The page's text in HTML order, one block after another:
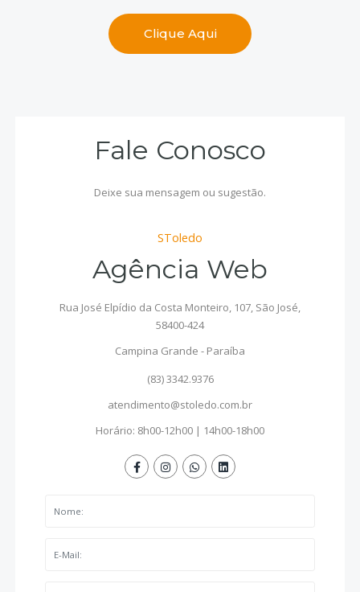
Clique Aqui
Fale Conosco
Deixe sua mensagem ou sugestão.
SToledo
Agência Web
Rua José Elpídio da Costa Monteiro, 107, São José,
58400-424
Campina Grande - Paraíba
(83) 3342.9376
atendimento@stoledo.com.br
Horário: 8h00-12h00 | 14h00-18h00